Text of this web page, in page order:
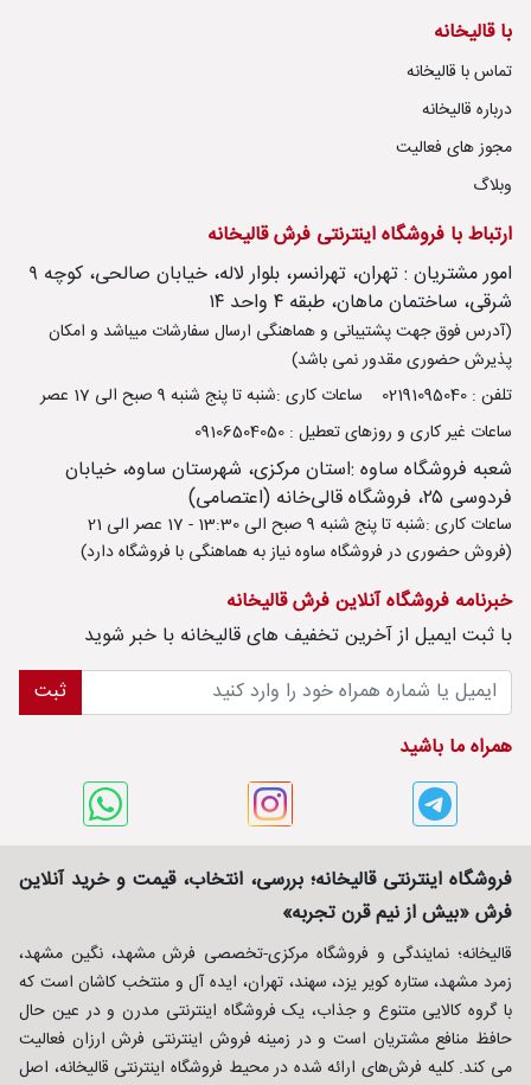
با قالیخانه
تماس با قالیخانه
درباره قالیخانه
مجوز های فعالیت
وبلاگ
ارتباط با فروشگاه اینترنتی فرش قالیخانه
امور مشتریان : تهران، تهرانسر، بلوار لاله، خیابان صالحی، کوچه ۹
شرقی، ساختمان ماهان، طبقه ۴ واحد ۱۴
(آدرس فوق جهت پشتیبانی و هماهنگی ارسال سفارشات میباشد و امکان
پذیرش حضوری مقدور نمی باشد)
تلفن : 02191095040
ساعات کاری :شنبه تا پنج شنبه 9 صبح الی 17 عصر
ساعات غیر کاری و روزهای تعطیل : 09106504050
شعبه فروشگاه ساوه :استان مرکزی، شهرستان ساوه، خیابان
فردوسی ۲۵، فروشگاه قالی‌خانه (اعتصامی)
ساعات کاری :شنبه تا پنج شنبه 9 صبح الی 13:30 - 17 عصر الی 21
(فروش حضوری در فروشگاه ساوه نیاز به هماهنگی با فروشگاه دارد)
خبرنامه فروشگاه آنلاین فرش قالیخانه
با ثبت ايميل از آخرین تخفیف های قالیخانه با خبر شوید
ثبت
همراه ما باشید
فروشگاه اینترنتی قالیخانه؛ بررسی، انتخاب، قیمت و خرید آنلاین
فرش «بیش از نیم قرن تجربه»
قالیخانه؛ نمایندگی و فروشگاه مرکزی-تخصصی فرش مشهد، نگین مشهد،
زمرد مشهد، ستاره کویر یزد، سهند، تهران، ایده آل و منتخب کاشان است که
با گروه کالایی متنوع و جذاب، یک فروشگاه اینترنتی مدرن و در عین حال
حافظ منافع مشتریان است و در زمینه فروش اینترنتی فرش ارزان فعالیت
می کند. کلیه فرش‌های ارائه شده در محیط فروشگاه اینترنتی قالیخانه، اصل